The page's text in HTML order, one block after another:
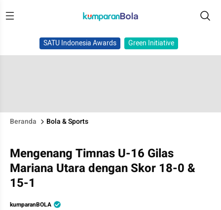
SATU Indonesia Awards Green Initiative
Beranda Bola & Sports
Mengenang Timnas U-16 Gilas
Mariana Utara dengan Skor 18-0 &
15-1
kumparanBOLA